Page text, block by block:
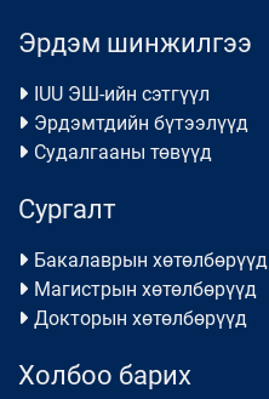
Эрдэм шинжилгээ
IUU ЭШ-ийн сэтгүүл
Эрдэмтдийн бүтээлүүд
Судалгааны төвүүд
Сургалт
Бакалаврын хөтөлбөрүүд
Магистрын хөтөлбөрүүд
Докторын хөтөлбөрүүд
Холбоо барих